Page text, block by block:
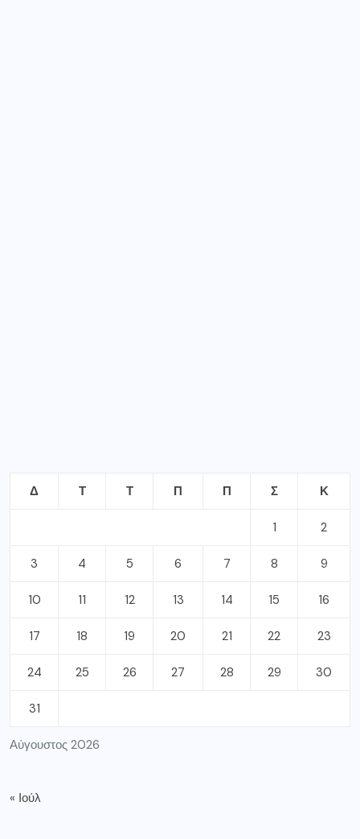
Αύγουστος 2026
Δ Τ Τ Π Π Σ Κ
1 2
3 4 5 6 7 8 9
10 11 12 13 14 15 16
17 18 19 20 21 22 23
24 25 26 27 28 29 30
31
« Ιούλ